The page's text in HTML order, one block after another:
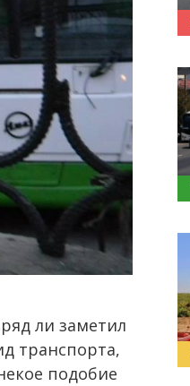
ли заметил
транспорта,
подобие